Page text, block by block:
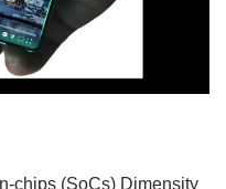
chips (SoCs) Dimensity